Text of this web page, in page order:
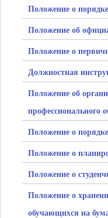
Положение о
Положение об
Положение о
Должностная
Положение об
профессионального
Положение о
Положение о
Положение о
Положение о
обучающихся на